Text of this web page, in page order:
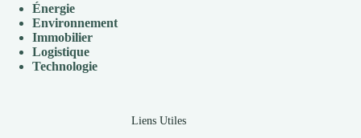
Énergie
Environnement
Immobilier
Logistique
Technologie
Liens Utiles